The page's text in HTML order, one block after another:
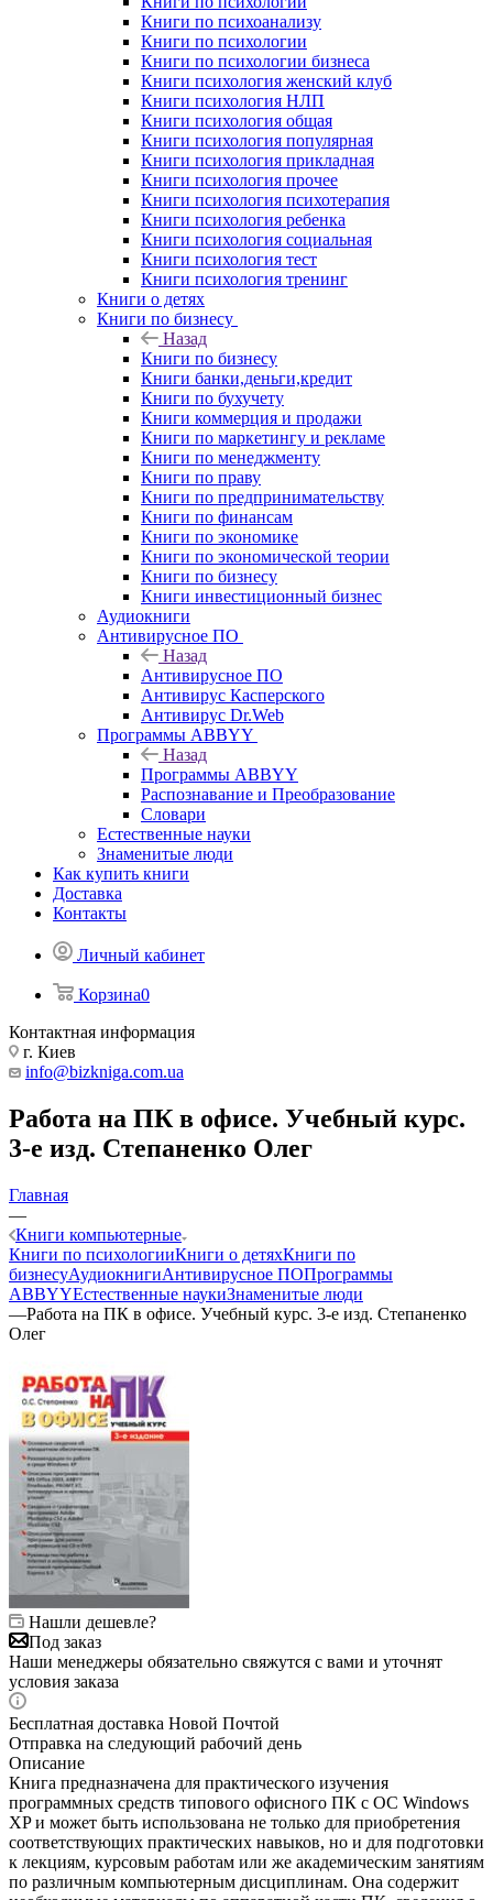
Книги по психоанализу
Книги по психологии
Книги по психологии бизнеса
Книги психология женский клуб
Книги психология НЛП
Книги психология общая
Книги психология популярная
Книги психология прикладная
Книги психология прочее
Книги психология психотерапия
Книги психология ребенка
Книги психология социальная
Книги психология тест
Книги психология тренинг
Книги о детях
Книги по бизнесу
Назад
Книги по бизнесу
Книги банки,деньги,кредит
Книги по бухучету
Книги коммерция и продажи
Книги по маркетингу и рекламе
Книги по менеджменту
Книги по праву
Книги по предпринимательству
Книги по финансам
Книги по экономике
Книги по экономической теории
Книги по бизнесу
Книги инвестиционный бизнес
Аудиокниги
Антивирусное ПО
Назад
Антивирусное ПО
Антивирус Касперского
Антивирус Dr.Web
Программы ABBYY
Назад
Программы ABBYY
Распознавание и Преобразование
Словари
Естественные науки
Знаменитые люди
Как купить книги
Доставка
Контакты
Личный кабинет
Корзина0
Контактная информация
г. Киев
info@bizkniga.com.ua
Работа на ПК в офисе. Учебный курс.
3-е изд. Степаненко Олег
Главная
—
Книги компьютерные
Книги по психологииКниги о детяхКниги по
бизнесуАудиокнигиАнтивирусное ПОПрограммы
ABBYYЕстественные наукиЗнаменитые люди
—Работа на ПК в офисе. Учебный курс. 3-е изд. Степаненко
Олег
Нашли дешевле?
Под заказ
Наши менеджеры обязательно свяжутся с вами и уточнят
условия заказа
Бесплатная доставка Новой Почтой
Отправка на следующий рабочий день
Описание
Книга предназначена для практического изучения
программных средств типового офисного ПК с ОС Windows
XP и может быть использована не только для приобретения
соответствующих практических навыков, но и для подготовки
к лекциям, курсовым работам или же академическим занятиям
по различным компьютерным дисциплинам. Она содержит